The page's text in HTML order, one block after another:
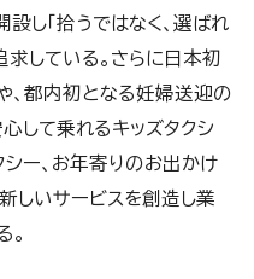
し「拾うではなく、選ばれ
求している。さらに日本初
、都内初となる妊婦送迎の
して乗れるキッズタクシ
ー、お年寄りのお出かけ
しいサービスを創造し業
。